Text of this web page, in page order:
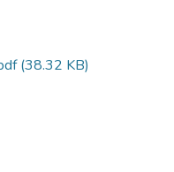
(38.32 KB)